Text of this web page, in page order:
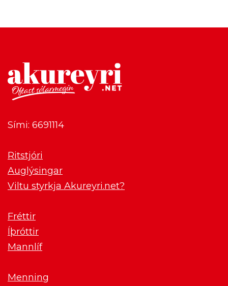
Sími: 6691114
Ritstjóri
Auglýsingar
Viltu styrkja Akureyri.net?
Fréttir
Íþróttir
Mannlíf
Menning